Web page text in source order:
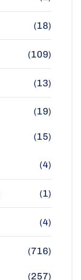
(18)
(109)
(13)
(19)
(15)
(4)
(1)
(4)
(716)
(257)